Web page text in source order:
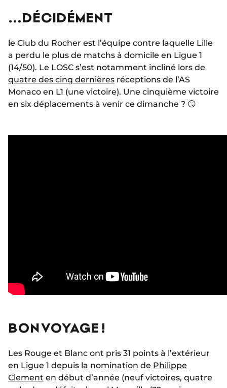
...DÉCIDÉMENT
le Club du Rocher est l’équipe contre laquelle Lille
a perdu le plus de matchs à domicile en Ligue 1
(14/50). Le LOSC s’est notamment incliné lors de
quatre des cinq dernières réceptions de l’AS
Monaco en L1 (une victoire). Une cinquième victoire
en six déplacements à venir ce dimanche ? 😏
BON VOYAGE !
Les Rouge et Blanc ont pris 31 points à l’extérieur
en Ligue 1 depuis la nomination de Philippe
Clement en début d’année (neuf victoires, quatre